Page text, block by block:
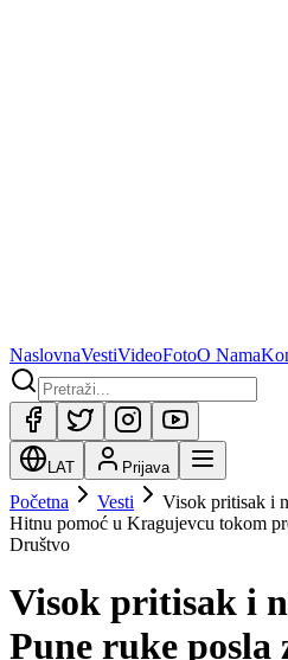
NaslovnaVestiVideoFotoO Nama
LAT Prijava
Početna Vesti
Visok pritisak i
Hitnu pomoć u Kragujevcu tokom
Društvo
Visok pritisak i
Pune ruke posla